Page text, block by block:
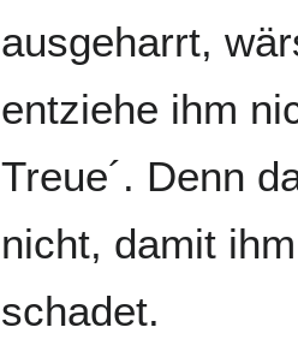
ausgeharrt,
entziehe ihm
Treue´. Denn
nicht, damit
schadet.